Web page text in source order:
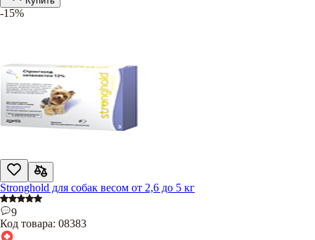
-15%
Stronghold для собак весом от 2,6 до 5 кг
9
Код товара: 08383